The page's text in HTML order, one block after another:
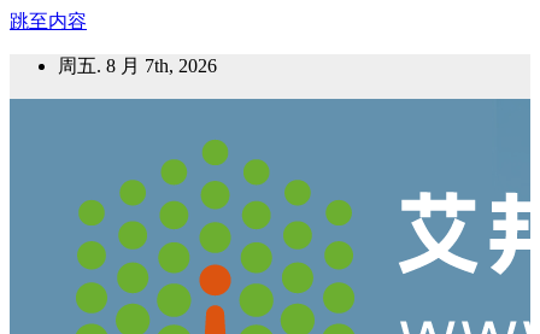
跳至内容
周五. 8 月 7th, 2026